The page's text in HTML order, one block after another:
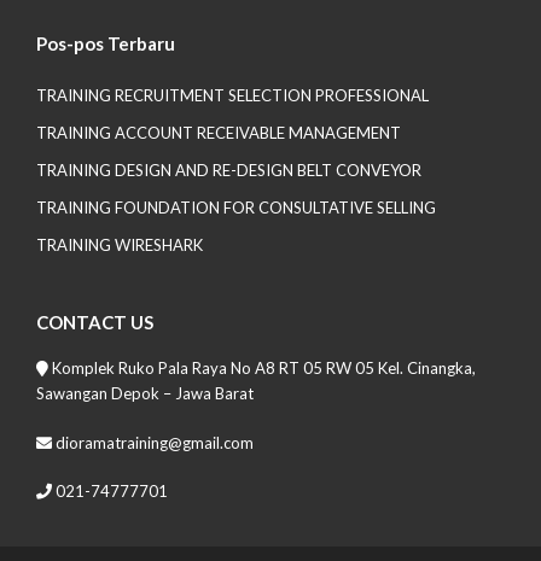
Pos-pos Terbaru
TRAINING RECRUITMENT SELECTION PROFESSIONAL
TRAINING ACCOUNT RECEIVABLE MANAGEMENT
TRAINING DESIGN AND RE-DESIGN BELT CONVEYOR
TRAINING FOUNDATION FOR CONSULTATIVE SELLING
TRAINING WIRESHARK
CONTACT US
Komplek Ruko Pala Raya No A8 RT 05 RW 05 Kel. Cinangka,
Sawangan Depok – Jawa Barat
dioramatraining@gmail.com
021-74777701